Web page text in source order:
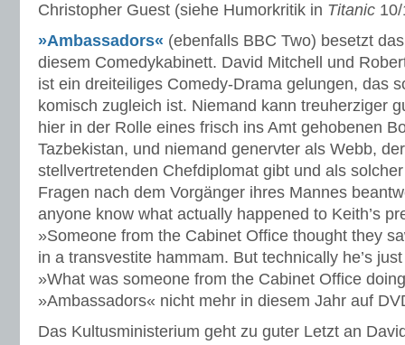
Christopher Guest (siehe Humorkritik in Titanic
»Ambassadors« (ebenfalls BBC Two) besetzt
diesem Comedykabinett. David Mitchell und
ist ein dreiteiliges Comedy-Drama gelungen, das
komisch zugleich ist. Niemand kann treuherziger
hier in der Rolle eines frisch ins Amt gehobenen
Tazbekistan, und niemand genervter als Webb,
stellvertretenden Chefdiplomat gibt und als
Fragen nach dem Vorgänger ihres Mannes
anyone know what actually happened to Keith’s
»Someone from the Cabinet Office thought they
in a transvestite hammam. But technically he’s
»What was someone from the Cabinet Office
»Ambassadors« nicht mehr in diesem Jahr auf
Das Kultusministerium geht zu guter Letzt an